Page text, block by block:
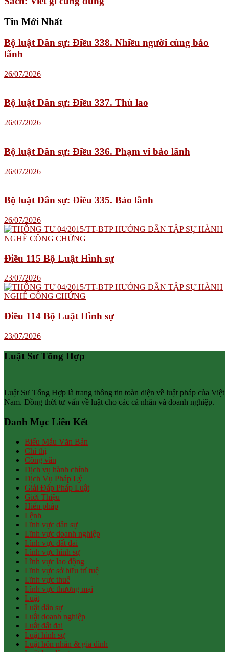
Tin Mới Nhất
Bộ luật Dân sự: Điều 338. Nhiều người cùng bảo
lãnh
26/07/2026
Bộ luật Dân sự: Điều 337. Thù lao
26/07/2026
Bộ luật Dân sự: Điều 336. Phạm vi bảo lãnh
26/07/2026
Bộ luật Dân sự: Điều 335. Bảo lãnh
26/07/2026
Điều 115 Bộ Luật Hình sự
23/07/2026
Điều 114 Bộ Luật Hình sự
23/07/2026
Luật Sư Tổng Hợp
Luật Sư Tổng Hợp là trang thông tin toàn diện về luật pháp của Việt
Nam. Đồng thời tư vấn về luật cho các cá nhân và doanh nghiệp.
Danh Mục Liên Kết
Biểu Mẫu Văn Bản
Chỉ thị
Công văn
Dịch vụ hành chính
Dịch Vụ Pháp Lý
Giải Đáp Pháp Luật
Giới Thiệu
Hiến pháp
Lệnh
Lĩnh vực dân sự
Lĩnh vực doanh nghiệp
Lĩnh vực đất đai
Lĩnh vực hình sự
Lĩnh vực lao động
Lĩnh vực sở hữu trí tuệ
Lĩnh vực thuế
Lĩnh vực thương mại
Luật
Luật dân sự
Luật doanh nghiệp
Luật đất đai
Luật hình sự
Luật hôn nhân & gia đình